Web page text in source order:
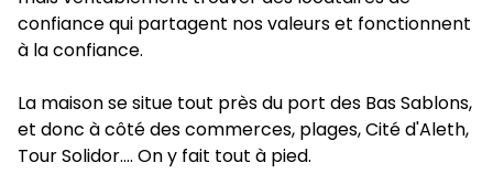
confiance qui partagent nos valeurs et fonctionnent
à la confiance.
La maison se situe tout près du port des Bas Sablons,
et donc à côté des commerces, plages, Cité d'Aleth,
Tour Solidor.... On y fait tout à pied.